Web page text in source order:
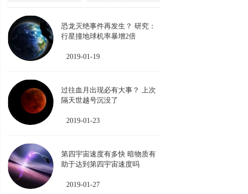
恐龙灭绝事件再发生？ 研究：
行星撞地球机率暴增2倍
2019-01-19
过往血月出现必有大事？ 上次
隔天世越号沉没了
2019-01-23
第四宇宙速度有多快 暗物质有
助于达到第四宇宙速度吗
2019-01-27